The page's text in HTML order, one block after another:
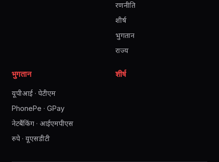
रणनीति
शीर्ष
भुगतान
राज्य
भुगतान
यूपीआई · पेटीएम
PhonePe · GPay
नेटबैंकिंग · आईएमपीएस
रुपे · यूएसडीटी
शीर्ष